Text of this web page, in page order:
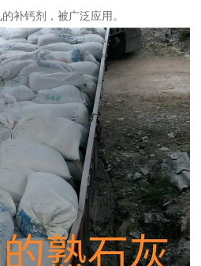
补钙剂，被广泛应用。